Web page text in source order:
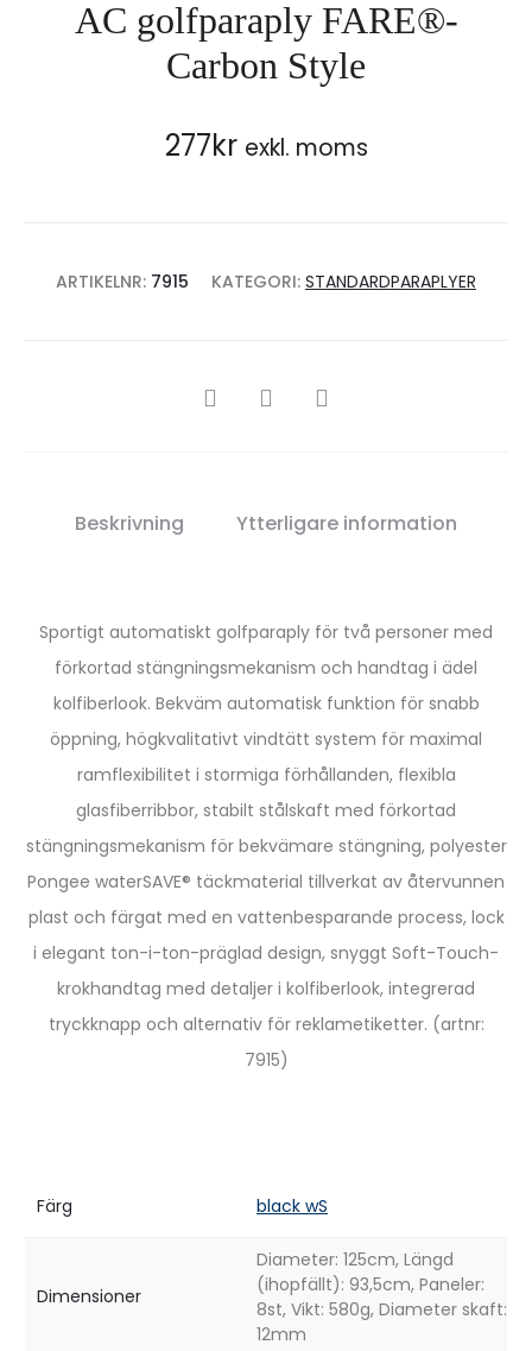
AC golfparaply FARE®-
Carbon Style
277kr exkl. moms
ARTIKELNR: 7915 KATEGORI: STANDARDPARAPLYER
SHARE
Beskrivning Ytterligare information
Sportigt automatiskt golfparaply för två personer med
förkortad stängningsmekanism och handtag i ädel
kolfiberlook. Bekväm automatisk funktion för snabb
öppning, högkvalitativt vindtätt system för maximal
ramflexibilitet i stormiga förhållanden, flexibla
glasfiberribbor, stabilt stålskaft med förkortad
stängningsmekanism för bekvämare stängning, polyester
Pongee waterSAVE® täckmaterial tillverkat av återvunnen
plast och färgat med en vattenbesparande process, lock
i elegant ton-i-ton-präglad design, snyggt Soft-Touch-
krokhandtag med detaljer i kolfiberlook, integrerad
tryckknapp och alternativ för reklametiketter. (artnr:
7915)
Färg black wS
Dimensioner
Diameter: 125cm, Längd
(ihopfällt): 93,5cm, Paneler:
8st, Vikt: 580g, Diameter skaft:
12mm